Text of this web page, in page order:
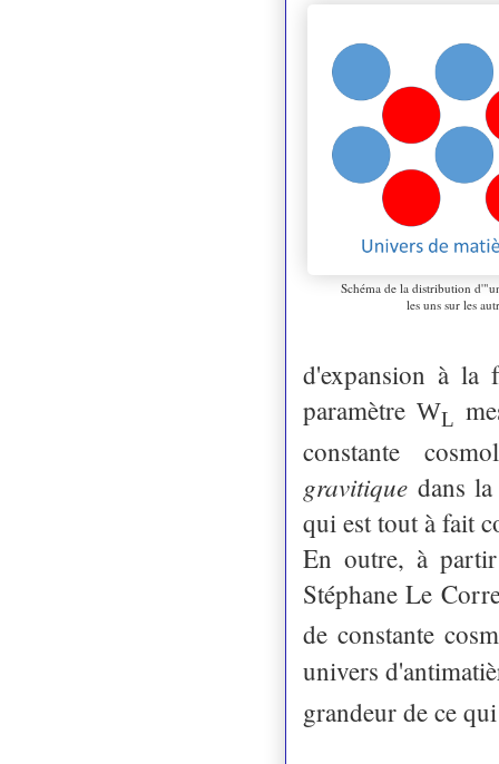
Schéma de la distribution
les uns sur les
d'expansion à la
paramètre WL
constante
gravitique dans
qui est tout à fait
En outre, à partir
Stéphane Le
de constante
univers
grandeur de ce